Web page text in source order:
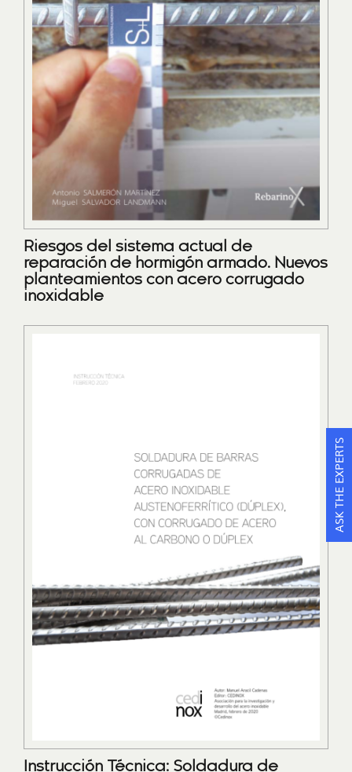
Riesgos del sistema actual de
reparación de hormigón armado. Nuevos
planteamientos con acero corrugado
inoxidable
Instrucción Técnica: Soldadura de
ASK THE EXPERTS